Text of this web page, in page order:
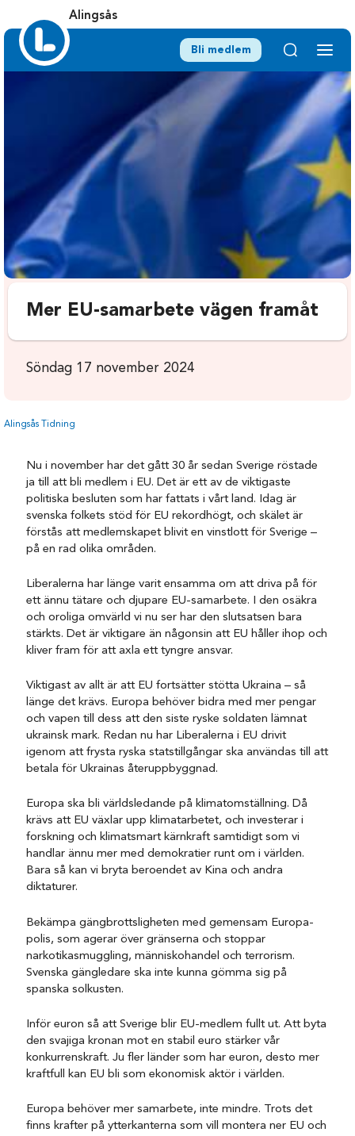
Alingsås
Bli medlem
Mer EU-samarbete vägen framåt
Söndag 17 november 2024
Alingsås Tidning
Nu i november har det gått 30 år sedan Sverige röstade
ja till att bli medlem i EU. Det är ett av de viktigaste
politiska besluten som har fattats i vårt land. Idag är
svenska folkets stöd för EU rekordhögt, och skälet är
förstås att medlemskapet blivit en vinstlott för Sverige –
på en rad olika områden.
Liberalerna har länge varit ensamma om att driva på för
ett ännu tätare och djupare EU-samarbete. I den osäkra
och oroliga omvärld vi nu ser har den slutsatsen bara
stärkts. Det är viktigare än någonsin att EU håller ihop och
kliver fram för att axla ett tyngre ansvar.
Viktigast av allt är att EU fortsätter stötta Ukraina – så
länge det krävs. Europa behöver bidra med mer pengar
och vapen till dess att den siste ryske soldaten lämnat
ukrainsk mark. Redan nu har Liberalerna i EU drivit
igenom att frysta ryska statstillgångar ska användas till att
betala för Ukrainas återuppbyggnad.
Europa ska bli världsledande på klimatomställning. Då
krävs att EU växlar upp klimatarbetet, och investerar i
forskning och klimatsmart kärnkraft samtidigt som vi
handlar ännu mer med demokratier runt om i världen.
Bara så kan vi bryta beroendet av Kina och andra
diktaturer.
Bekämpa gängbrottsligheten med gemensam Europa-
polis, som agerar över gränserna och stoppar
narkotikasmuggling, människohandel och terrorism.
Svenska gängledare ska inte kunna gömma sig på
spanska solkusten.
Inför euron så att Sverige blir EU-medlem fullt ut. Att byta
den svajiga kronan mot en stabil euro stärker vår
konkurrenskraft. Ju fler länder som har euron, desto mer
kraftfull kan EU bli som ekonomisk aktör i världen.
Europa behöver mer samarbete, inte mindre. Trots det
finns krafter på ytterkanterna som vill montera ner EU och